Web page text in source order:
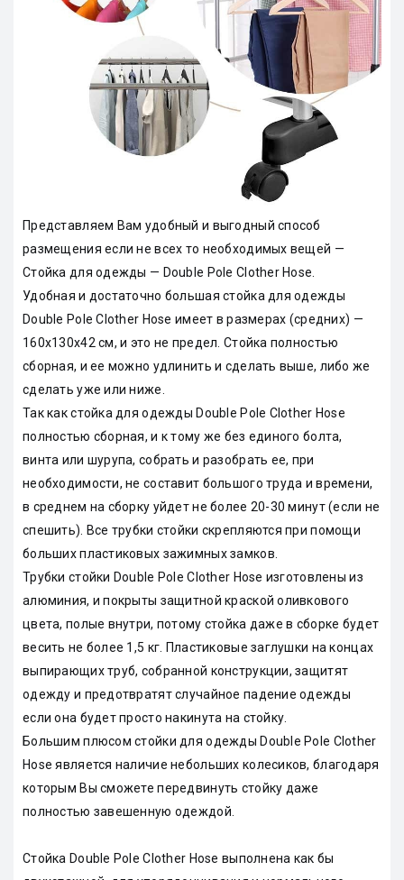
Представляем Вам удобный и выгодный способ
размещения если не всех то необходимых вещей —
Стойка для одежды — Double Pole Clother Hose.
Удобная и достаточно большая стойка для одежды
Double Pole Clother Hose имеет в размерах (средних) —
160х130х42 см, и это не предел. Стойка полностью
сборная, и ее можно удлинить и сделать выше, либо же
сделать уже или ниже.
Так как стойка для одежды Double Pole Clother Hose
полностью сборная, и к тому же без единого болта,
винта или шурупа, собрать и разобрать ее, при
необходимости, не составит большого труда и времени,
в среднем на сборку уйдет не более 20-30 минут (если не
спешить). Все трубки стойки скрепляются при помощи
больших пластиковых зажимных замков.
Трубки стойки Double Pole Clother Hose изготовлены из
алюминия, и покрыты защитной краской оливкового
цвета, полые внутри, потому стойка даже в сборке будет
весить не более 1,5 кг. Пластиковые заглушки на концах
выпирающих труб, собранной конструкции, защитят
одежду и предотвратят случайное падение одежды
если она будет просто накинута на стойку.
Большим плюсом стойки для одежды Double Pole Clother
Hose является наличие небольших колесиков, благодаря
которым Вы сможете передвинуть стойку даже
полностью завешенную одеждой.
Стойка Double Pole Clother Hose выполнена как бы